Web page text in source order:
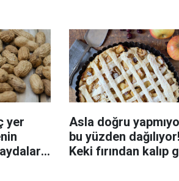
yer
Asla doğru
bu yüzden dağılıyor!
Keki fırından kalıp